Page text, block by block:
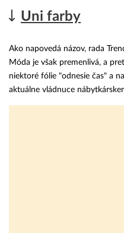
Uni farby
Ako napovedá názov, rada
Móda je však premenlivá, a
niektoré fólie "odnesie čas" a
aktuálne vládnuce